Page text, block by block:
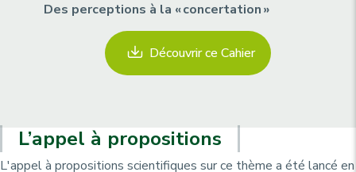
Des perceptions à la « concertation »
Découvrir ce Cahier
L’appel à propositions
L'appel à propositions scientifiques sur ce thème a été lancé en